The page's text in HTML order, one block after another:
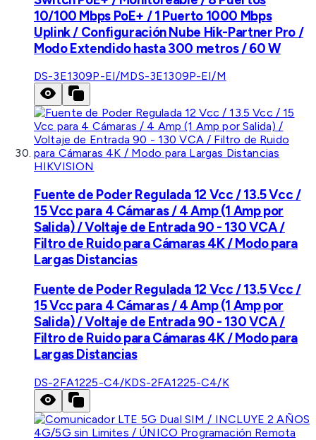
10/100 Mbps PoE+ / 1 Puerto 1000 Mbps
Uplink / Configuración Nube Hik-Partner Pro /
Modo Extendido hasta 300 metros / 60 W
DS-3E1309P-EI/MDS-3E1309P-EI/M
HIKVISION
Fuente de Poder Regulada 12 Vcc / 13.5 Vcc /
15 Vcc para 4 Cámaras / 4 Amp (1 Amp por
Salida) / Voltaje de Entrada 90 - 130 VCA /
Filtro de Ruido para Cámaras 4K / Modo para
Largas Distancias
Fuente de Poder Regulada 12 Vcc / 13.5 Vcc /
15 Vcc para 4 Cámaras / 4 Amp (1 Amp por
Salida) / Voltaje de Entrada 90 - 130 VCA /
Filtro de Ruido para Cámaras 4K / Modo para
Largas Distancias
DS-2FA1225-C4/KDS-2FA1225-C4/K